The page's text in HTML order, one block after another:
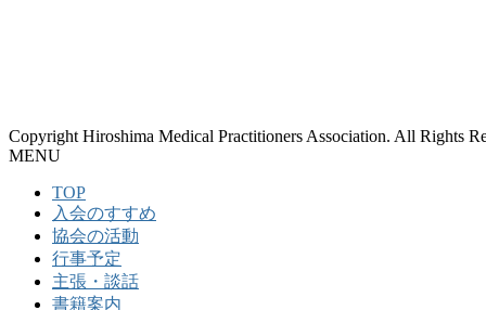
Copyright Hiroshima Medical Practitioners Association. All Rights
MENU
TOP
入会のすすめ
協会の活動
行事予定
主張・談話
書籍案内